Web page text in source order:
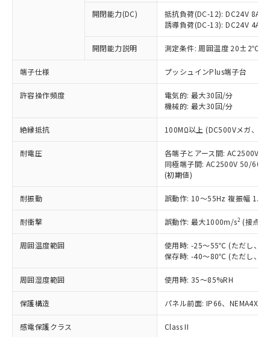
開閉能力(DC)
抵抗負荷(DC-12): DC24V 8A/
誘導負荷(DC-13): DC24V 4A/
開閉能力説明 測定条件: 周囲温度 20±2℃、
端子仕様 プッシュインPlus端子台
許容操作頻度
電気的: 最大30回/分
機械的: 最大30回/分
絶縁抵抗 100MΩ以上 (DC500Vメガ、点
耐電圧
各端子とアース間: AC2500V
同極端子間: AC2500V 50/
(初期値)
耐振動 誤動作: 10～55Hz 複振幅
耐衝撃 誤動作: 最大1000m/s2 (接点
周囲温度範囲
使用時: -25～55℃ (ただし、氷
保存時: -40～80℃ (ただし、氷
周囲湿度範囲 使用時: 35～85%RH
保護構造 パネル前面: IP66、NEMA4X,
感電保護クラス Class II
ことをご了承ください。
在庫状況および標準価格照会結果は、
記載している更新日時点での社内デー
タに基づき作成されるものであり、閲
覧された時点での実際の在庫および標
準価格とは異なる場合があることをご
正式な納期状況および標準価格はお客
様のお取引先、またはお客様担当のオ
ムロン制御機器販売店・当社販売員に
オムロン制御機器販売店や当社販売拠
販売ネットワーク
」をご確認
在庫状況および標準価格結果を当社の
事前の承諾なく第三者に漏洩または開
示しないようお願いします。
マイパーツ機能（部品リスト作成サー
ビス）をご利用いただくには、I-Web
メンバーズにご登録されている必要が
お客様が当ウェブサイト上で当社にご
登録された部品リストについて、当社
および当社の共同利用者が、当社の製
品・サービスに関するお客様との取
引・商談に必要な範囲で利用すること
いたものが、含有品と判明した場合などや
むを得ず変更することがあります。
*EU RoHS指令（10物質）：
鉛(Pb) 1000ppm以下、 水銀(Hg) 1000ppm以下、 カド
六価クロム(Cr(Ⅵ)) 1000ppm以下、ポリ臭化ビフェニル
類(PBB) 1000ppm以下、ポリ臭化ジフェニルエーテル類
(PBDE) 1000ppm以下、フタル酸ビス(2-エチルヘキシ
ル) (DEHP)(別名：DOP) 1000ppm以下、フタル酸ブチ
ルベンジル（BBP） 1000ppm以下、フタル酸ジブチル
（DBP） 1000ppm以下、フタル酸ジイソブチル
(DIBP) 1000ppm以下
但し、RoHS指令で産業用監視および制御機器に対する
フタル酸エステル類の４物質については閾値を超える意
図的な使用がないことを確認しています。
部品在庫の切り替え状況などにより、予定
月が前後することがあります。
※3 非含有証明書ダウンロード
下記の非含有証明書をダウンロードするこ
とができます。
基準値を超えていることを示します。
「－」：未確認です。当社販売部門へお問
ム) : 100ppm、
Cr(Ⅵ)(六価クロム) : 1000ppm、 PBBs(ポリ臭化ビフェ
ニル類) : 1000ppm、 PBDEs(ポリ臭化ジフェニルエーテ
ル類) : 1000ppm、
DBP(フタル酸ジブチル) : 1000ppm、 DIBP(フタル酸ジ
イソブチル) : 1000ppm、 BBP(フタル酸ブチルベンジ
ル) : 1000ppm、
DEHP(フタル酸ビス(2-エチルヘキシル)) : 1000ppm
「ｅ」：有害物質（10物質）のすべてが基
準値以下であることを示します。
「10」：通常の使用状況下において有害物
質が外部に漏えいし、環境に深刻な影響を
及ぼさない年数を意味します。
「－」：未確認です。当社販売部門へお問
い合わせください。
当社は、これら貴社製品のうち、外国
為替および外国貿易法に定める商品
（以下｢規制貨物等」という）を輸出
または国外への提供する場合は、日本
国政府の輸出許可(または役務取引許
可)を取得するなどの必要な手続きを
当社は規制貨物を破棄する場合は、完
全に破砕するなど、違法に輸出されな
いよう必要な手段を講じます。
当社は貴社製品を、核兵器、ミサイ
ル、化学兵器、生物兵器またはその他
武器並びにこれらの製造装置等に一切
当社は、貴社製品を第三者に販売する
場合は、上記1、2および3の内容を当
該第三者に通知します。また当社は、
販売先および販売に係わる関係者が違
法に輸出するおそれがある場合は、取
り引きをいたしません。
キャンセル
説明
○ 一定数以上の在庫あり
一定数には満たないが在庫あり
在庫なし(最新の在庫状況につ
いては、お客様のお取引先、ま
たはお客様担当のオムロン制御
機器販売店・当社販売員にご確
白
受注生産機種、また在庫状況の
情報を公開していない機種